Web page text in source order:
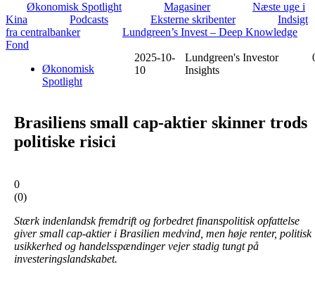
Økonomisk Spotlight Magasiner
Næste uge i
Kina
Podcasts Eksterne skribenter
Indsigt
fra centralbanker
Lundgreen’s Invest – Deep Knowledge
Fond
Økonomisk
Spotlight
2025-10-
10
Lundgreen's Investor
Insights
Brasiliens small cap-aktier skinner trods
politiske risici
0
(0)
Stærk indenlandsk fremdrift og forbedret finanspolitisk opfattelse
giver small cap-aktier i Brasilien medvind, men høje renter, politisk
usikkerhed og handelsspændinger vejer stadig tungt på
investeringslandskabet.